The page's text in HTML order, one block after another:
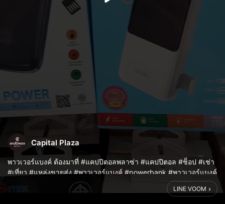
Capital Plaza
พาวเวอร์แบงค์ ต้องมาที่ #แคปปิตอลพลาซ่า #แคปปิตอล #ช็อป #เช่า
#เที่ยว #แหล่งขายส่ง #พาวเวอร์แบงค์ #powerbank #พาวเวอร์แบงค์
LINE VOOM